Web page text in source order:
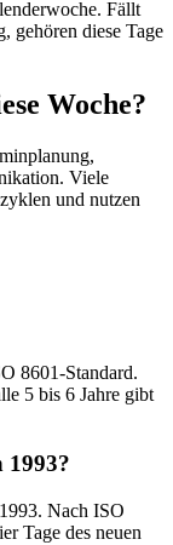
Fällt
gehören diese Tage
Woche?
Viele
und nutzen
8601-Standard.
5 bis 6 Jahre gibt
1993?
Nach ISO
Tage des neuen